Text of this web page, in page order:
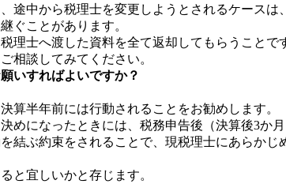
途中から税理士を変更しようとされるケースは
ぐことがあります。
理士へ渡した資料を全て返却してもらうことで
相談してみてください。
いすればよいですか？
算半年前には行動されることをお勧めします。
めになったときには、税務申告後（決算後3か
結ぶ約束をされることで、現税理士にあらかじ
と宜しいかと存じます。